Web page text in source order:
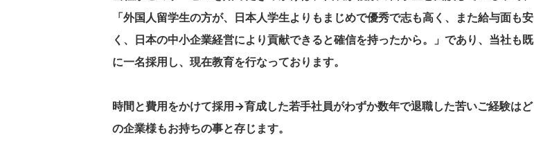
「外国人留学生の方が、日本人学生よりもまじめで優秀で志も高く、また給与面も安
く、日本の中小企業経営により貢献できると確信を持ったから。」であり、当社も既
に一名採用し、現在教育を行なっております。
時間と費用をかけて採用→育成した若手社員がわずか数年で退職した苦いご経験はど
の企業様もお持ちの事と存じます。